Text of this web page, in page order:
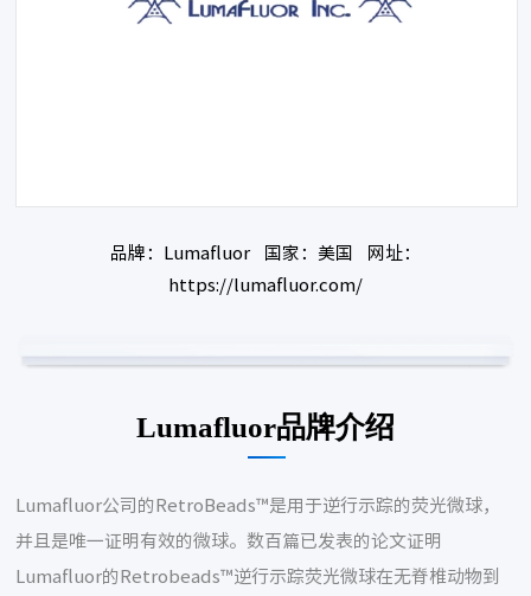
品牌：Lumafluor 国家：美国 网址：
https://lumafluor.com/
Lumafluor品牌介绍
Lumafluor公司的RetroBeads™是用于逆行示踪的荧光微球，
并且是唯一证明有效的微球。数百篇已发表的论文证明
Lumafluor的Retrobeads™逆行示踪荧光微球在无脊椎动物到